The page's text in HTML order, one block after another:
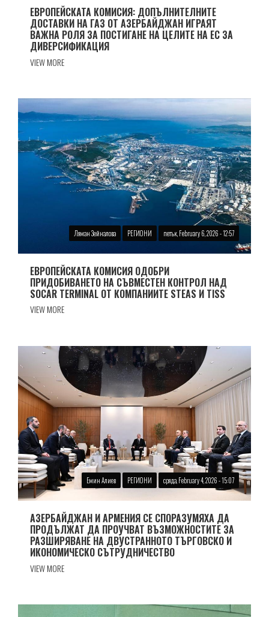
ЕВРОПЕЙСКАТА КОМИСИЯ: ДОПЪЛНИТЕЛНИТЕ
ДОСТАВКИ НА ГАЗ ОТ АЗЕРБАЙДЖАН ИГРАЯТ
ВАЖНА РОЛЯ ЗА ПОСТИГАНЕ НА ЦЕЛИТЕ НА ЕС ЗА
ДИВЕРСИФИКАЦИЯ
VIEW MORE
Ляман Зейналова РЕГИОНИ петък, February 6, 2026 - 12:57
ЕВРОПЕЙСКАТА КОМИСИЯ ОДОБРИ
ПРИДОБИВАНЕТО НА СЪВМЕСТЕН КОНТРОЛ НАД
SOCAR TERMINAL ОТ КОМПАНИИТЕ STEAS И TISS
VIEW MORE
Емин Алиев РЕГИОНИ сряда, February 4, 2026 - 15:07
АЗЕРБАЙДЖАН И АРМЕНИЯ СЕ СПОРАЗУМЯХА ДА
ПРОДЪЛЖАТ ДА ПРОУЧВАТ ВЪЗМОЖНОСТИТЕ ЗА
РАЗШИРЯВАНЕ НА ДВУСТРАННОТО ТЪРГОВСКО И
ИКОНОМИЧЕСКО СЪТРУДНИЧЕСТВО
VIEW MORE